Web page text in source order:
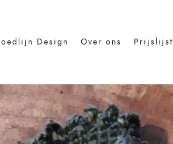
Design Over ons Prijslijst